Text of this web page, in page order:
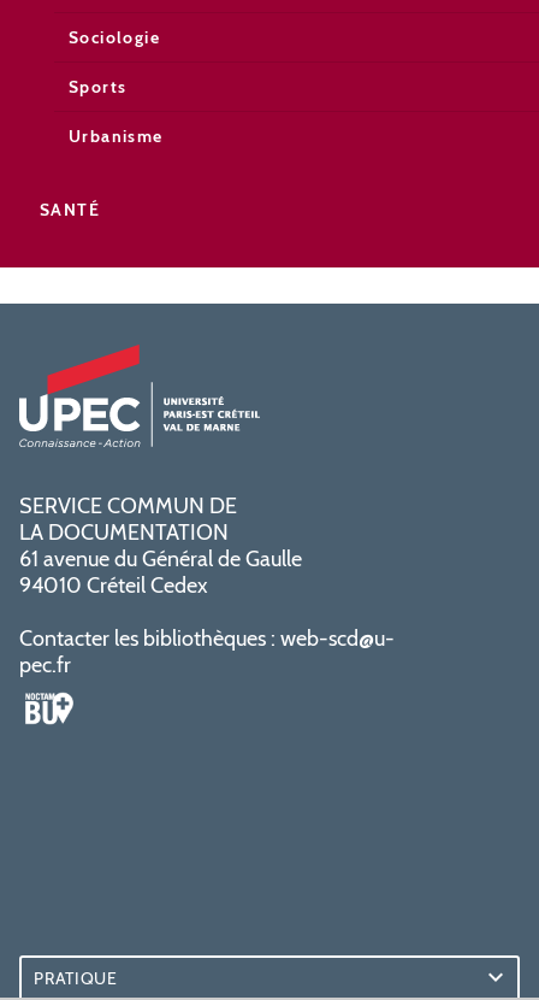
Sociologie
Sports
Urbanisme
SANTÉ
SERVICE COMMUN DE
LA DOCUMENTATION
61 avenue du Général de Gaulle
94010 Créteil Cedex
Contacter les bibliothèques : web-scd@u-
pec.fr
PRATIQUE